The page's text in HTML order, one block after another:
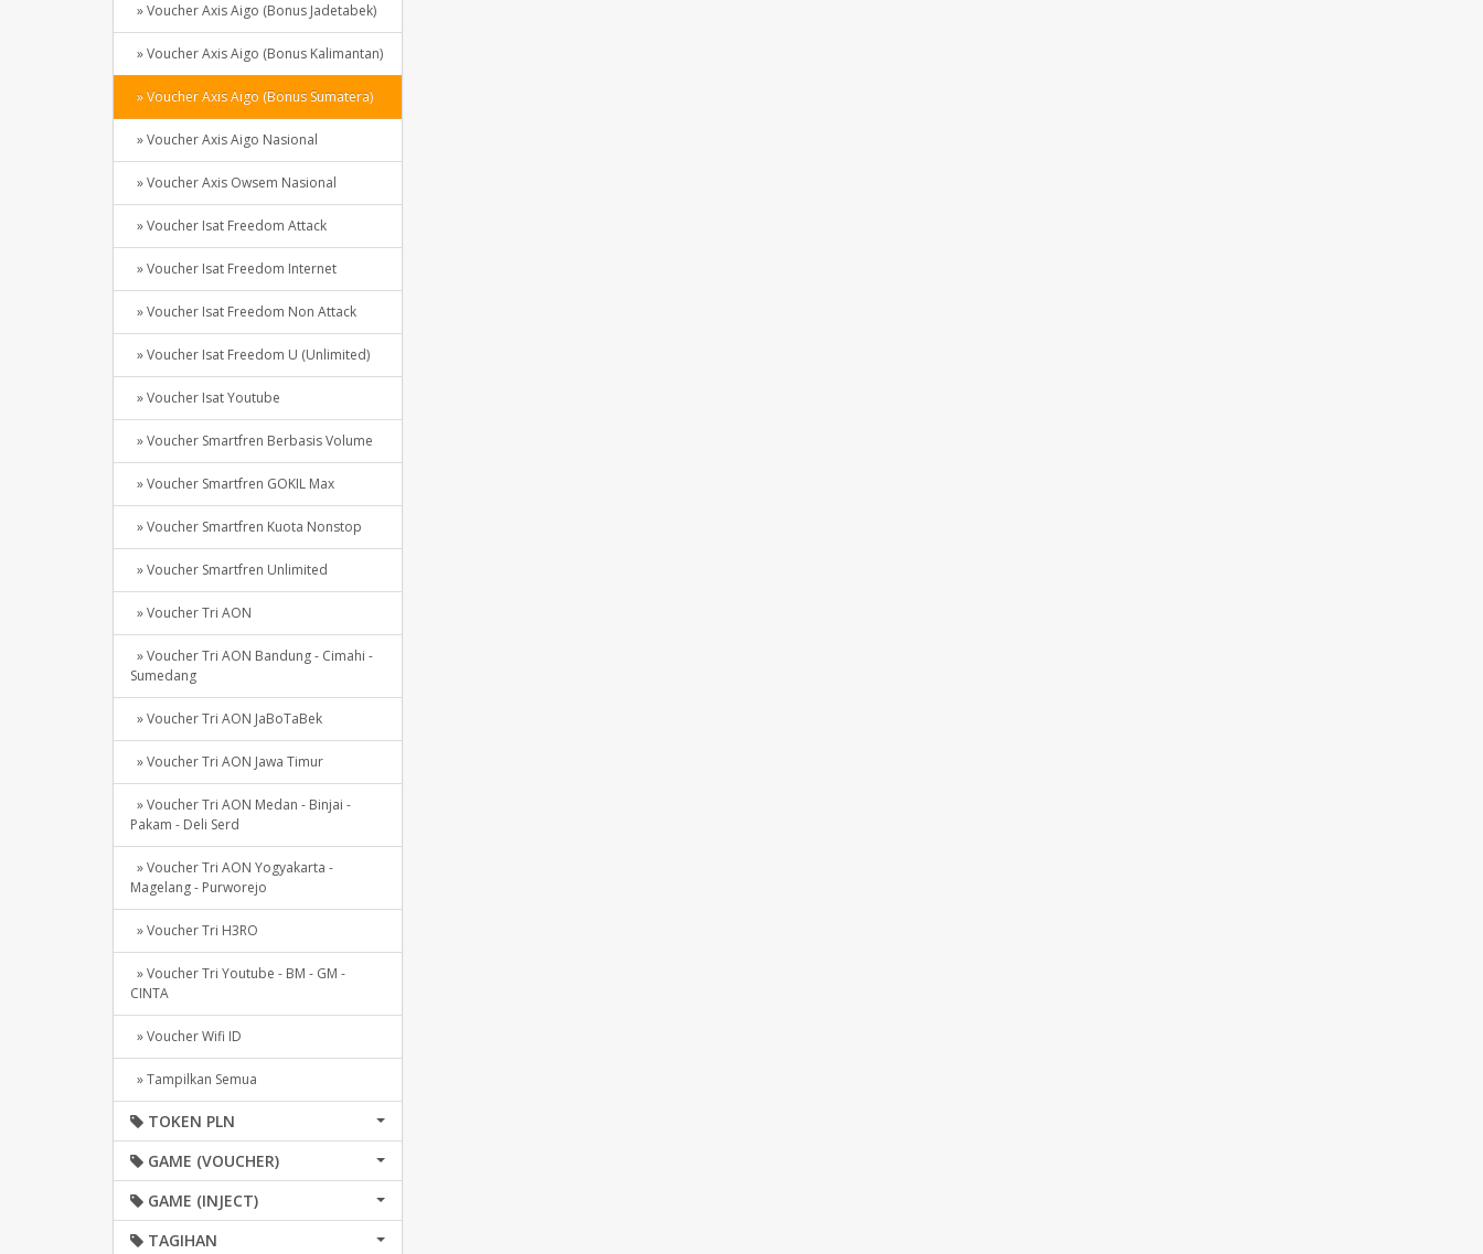
» Voucher Axis Aigo (Bonus Jadetabek)
» Voucher Axis Aigo (Bonus Kalimantan)
» Voucher Axis Aigo (Bonus Sumatera)
» Voucher Axis Aigo Nasional
» Voucher Axis Owsem Nasional
» Voucher Isat Freedom Attack
» Voucher Isat Freedom Internet
» Voucher Isat Freedom Non Attack
» Voucher Isat Freedom U (Unlimited)
» Voucher Isat Youtube
» Voucher Smartfren Berbasis Volume
» Voucher Smartfren GOKIL Max
» Voucher Smartfren Kuota Nonstop
» Voucher Smartfren Unlimited
» Voucher Tri AON
» Voucher Tri AON Bandung - Cimahi -
Sumedang
» Voucher Tri AON JaBoTaBek
» Voucher Tri AON Jawa Timur
» Voucher Tri AON Medan - Binjai -
Pakam - Deli Serd
» Voucher Tri AON Yogyakarta -
Magelang - Purworejo
» Voucher Tri H3RO
» Voucher Tri Youtube - BM - GM -
CINTA
» Voucher Wifi ID
» Tampilkan Semua
TOKEN PLN
GAME (VOUCHER)
GAME (INJECT)
TAGIHAN